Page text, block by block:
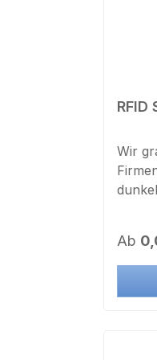
Wir
Ab